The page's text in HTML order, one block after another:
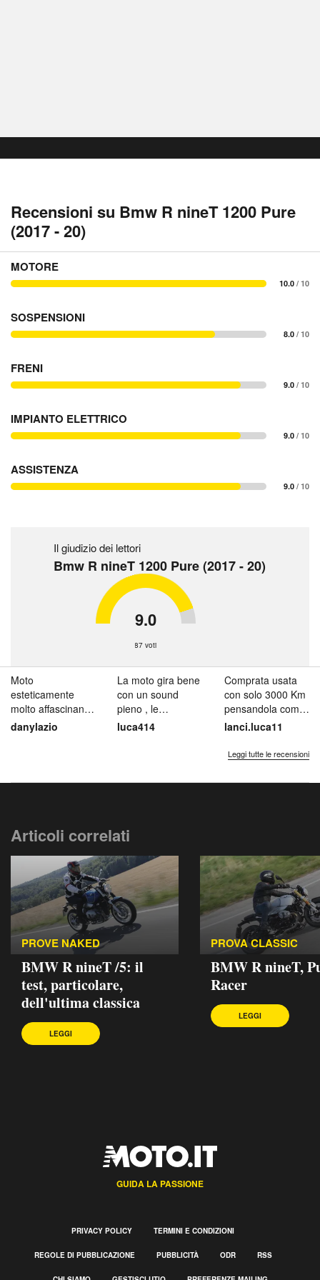
Recensioni su Bmw R nineT 1200 Pure
(2017 - 20)
MOTORE
10.0 / 10
SOSPENSIONI
8.0 / 10
FRENI
9.0 / 10
IMPIANTO ELETTRICO
9.0 / 10
ASSISTENZA
9.0 / 10
Il giudizio dei lettori
Bmw R nineT 1200 Pure (2017 - 20)
9.0
87 voti
Moto
esteticamente
molto affascinante
Abbastanza
pesante da ferma.
danylazio
La moto gira bene
con un sound
pieno , le
sospensioni
luca414
Comprata usata
con solo 3000 Km
pensandola come
una moto da
lanci.luca11
Leggi tutte le recensioni
Articoli correlati
PROVE NAKED
BMW R nineT /5: il
test, particolare,
dell'ultima classica
LEGGI
PROVA CLASSIC
BMW R nineT,
Racer
LEGGI
GUIDA LA PASSIONE
PRIVACY POLICY TERMINI E CONDIZIONI
REGOLE DI PUBBLICAZIONE PUBBLICITÀ ODR RSS